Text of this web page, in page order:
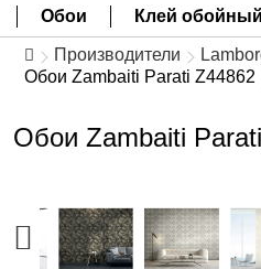
Обои Клей обойный
Производители
Обои Zambaiti Parati Z44862
Обои Zambaiti